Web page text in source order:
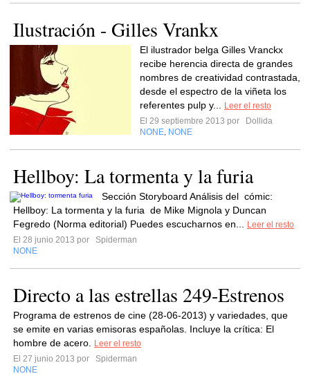
Ilustración - Gilles Vrankx
El ilustrador belga Gilles Vranckx
recibe herencia directa de grandes
nombres de creatividad contrastada,
desde el espectro de la viñeta los
referentes pulp y...
Leer el resto
El 29 septiembre 2013 por
Dollida
NONE NONE
Hellboy: La tormenta y la furia
Sección Storyboard Análisis del cómic:
Hellboy: La tormenta y la furia de Mike Mignola y Duncan
Fegredo (Norma editorial) Puedes escucharnos en...
Leer el resto
El 28 junio 2013 por
Spiderman
NONE
Directo a las estrellas 249-Estrenos
Programa de estrenos de cine (28-06-2013) y variedades, que
se emite en varias emisoras españolas. Incluye la crítica: El
hombre de acero.
Leer el resto
El 27 junio 2013 por
Spiderman
NONE